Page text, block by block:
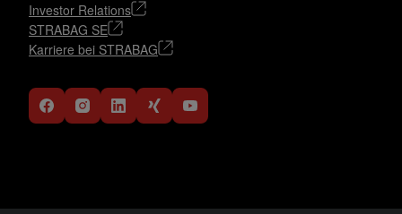
Investor Relations
STRABAG SE
Karriere bei STRABAG